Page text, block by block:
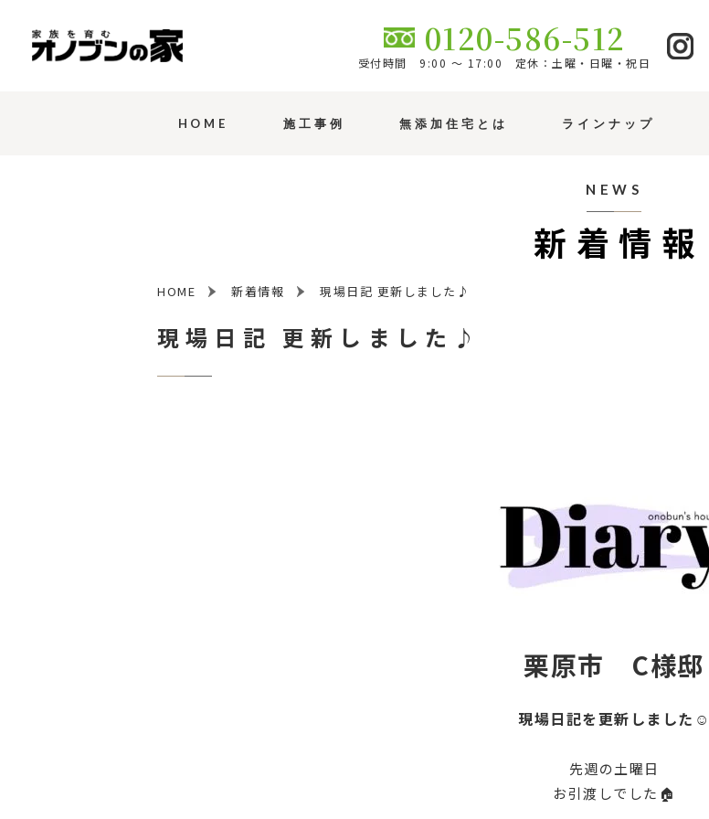
0120-586-512
受付時間 9:00 ～ 17:00 定休：土曜・日曜・祝日
HOME 施工事例 無添加住宅とは ラインナップ
NEWS
新着情報
HOME 新着情報 現場日記 更新しました♪
現場日記 更新しました♪
栗原市 C様邸
現場日記を更新しました☺
先週の土曜日
お引渡しでした🏠